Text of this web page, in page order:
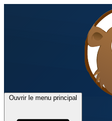
Ouvrir le menu principal